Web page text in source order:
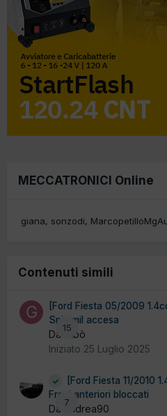
MECCATRONICI Online
giana sonzodi
Contenuti simili
15
[Ford Fiesta 05/2009
Spia mil accesa
Da Gibò
Iniziato 25 Luglio 2025
7
[Ford Fiesta 11/2010
Freni anteriori bloccati
Da andrea90